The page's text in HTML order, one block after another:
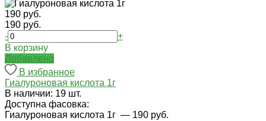
190 руб.
190 руб.
-
+
В корзину
Добавлено
В избранное
Гиалуроновая кислота 1г
В наличии: 19 шт.
Доступна фасовка:
Гиалуроновая кислота 1г — 190 руб.